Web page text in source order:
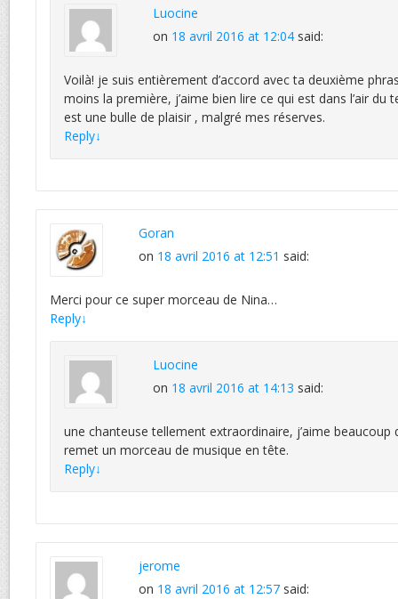
Luocine
on 18 avril 2016 at 12:04 said:
Voilà! je suis entièrement d’accord avec ta deuxième
moins la première, j’aime bien lire ce qui est dans l’air du
est une bulle de plaisir , malgré mes réserves.
Reply↓
Goran
on 18 avril 2016 at 12:51 said:
Merci pour ce super morceau de Nina…
Reply↓
Luocine
on 18 avril 2016 at 14:13 said:
une chanteuse tellement extraordinaire, j’aime
remet un morceau de musique en tête.
Reply↓
jerome
on 18 avril 2016 at 12:57 said: